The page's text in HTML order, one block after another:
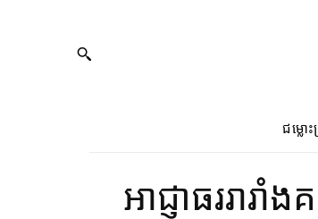
ជម្លោះ
អាជ្ញាធរ​រារ